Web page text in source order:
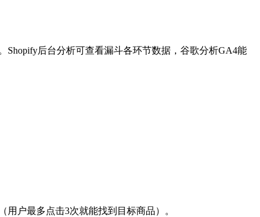
后台分析可查看漏斗各环节数据，谷歌分析GA4能
户最多点击3次就能找到目标商品）。